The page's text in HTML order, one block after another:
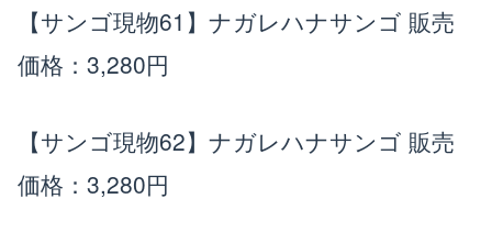
【サンゴ現物61】ナガレハナサンゴ 販売
価格：3,280円
【サンゴ現物62】ナガレハナサンゴ 販売
価格：3,280円